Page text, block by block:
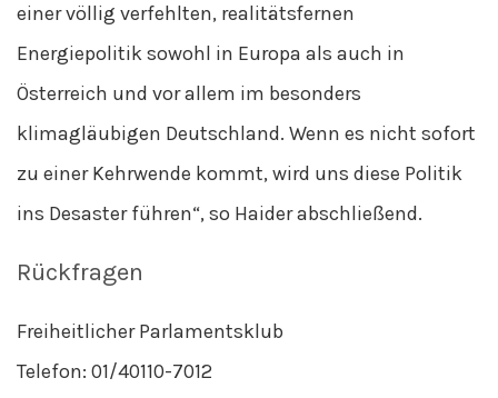
einer völlig verfehlten, realitätsfernen
Energiepolitik sowohl in Europa als auch in
Österreich und vor allem im besonders
klimagläubigen Deutschland. Wenn es nicht sofort
zu einer Kehrwende kommt, wird uns diese Politik
ins Desaster führen“, so Haider abschließend.
Rückfragen
Freiheitlicher Parlamentsklub
Telefon: 01/40110-7012